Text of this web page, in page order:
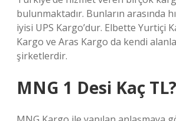
bulunmaktadır. Bunların arasında
iyisi UPS Kargo’dur. Elbette Yurtiçi
Kargo ve Aras Kargo da kendi
şirketlerdir.
MNG 1 Desi Kaç TL?